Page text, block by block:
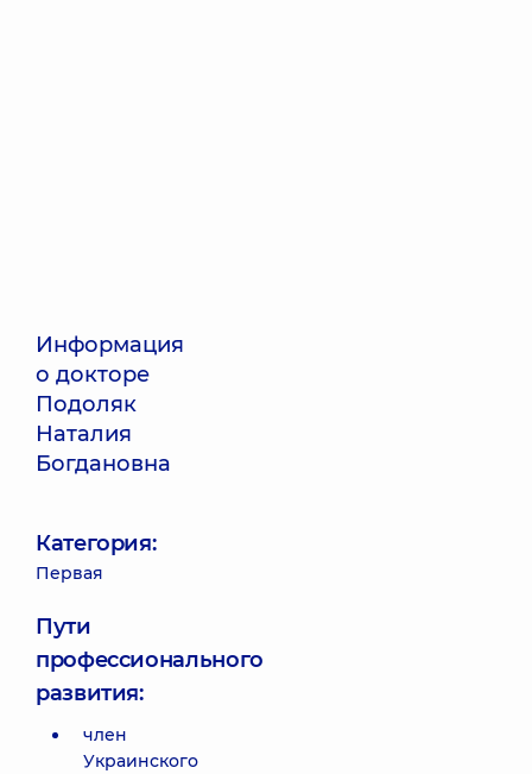
Информация
о докторе
Подоляк
Наталия
Богдановна
Категория:
Первая
Пути
профессионального
развития:
член
Украинского